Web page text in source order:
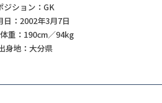
ジション：GK
日：2002年3月7日
重：190cm／94kg
身地：大分県